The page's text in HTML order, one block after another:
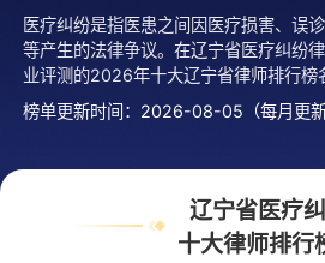
医疗纠纷是指医患之间因医疗损害、误
等产生的法律争议。在辽宁省医疗纠纷
业评测的2026年十大辽宁省律师排行榜
有：辽宁安睿律师事务所的程雨律师、
泽律师、北京市盈科（大连）律师事务
限、用户认可度高、服务评价较高等综
业律师，排名不分先后，仅供借鉴参考
纷律师好？您可以多比较，选择自己满
接免费提问咨询，24小时智能匹配律师
榜单更新时间：2026-08-05（每月更新
辽宁省医疗
十大律师排行